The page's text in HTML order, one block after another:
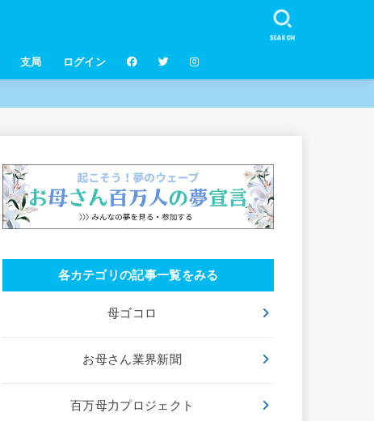
支局 ログイン
SEARCH
各カテゴリの記事一覧をみる
母ゴコロ
お母さん業界新聞
百万母力プロジェクト